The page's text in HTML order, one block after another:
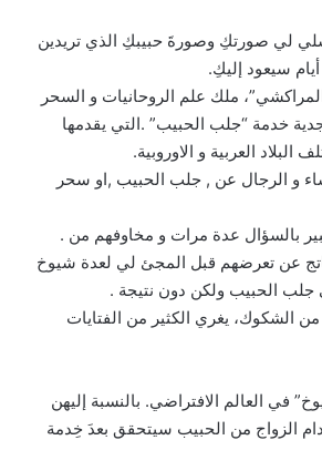
لي صورتكِ وصورةَ حبيبكِ الذي تريدين
سيعود إليكِ.
المراكشي”، ملك علم الروحانيات و السحر
خدمة “جلب الحبيب” .التي يقدمها
العربية و الاوروبية.
و الرجال عن , جلب الحبيب ,او سحر
بالسؤال عدة مرات و مخاوفهم من .
عن تعرضهم قبل المجئ لي لعدة شيوخ
جلب الحبيب ولكن دون نتيجة .
من الشكوك، يغري الكثير من الفتايات
في العالم الافتراضي. بالنسبة إليهن
الزواج من الحبيب سيتحقق بعدَ خِدمة